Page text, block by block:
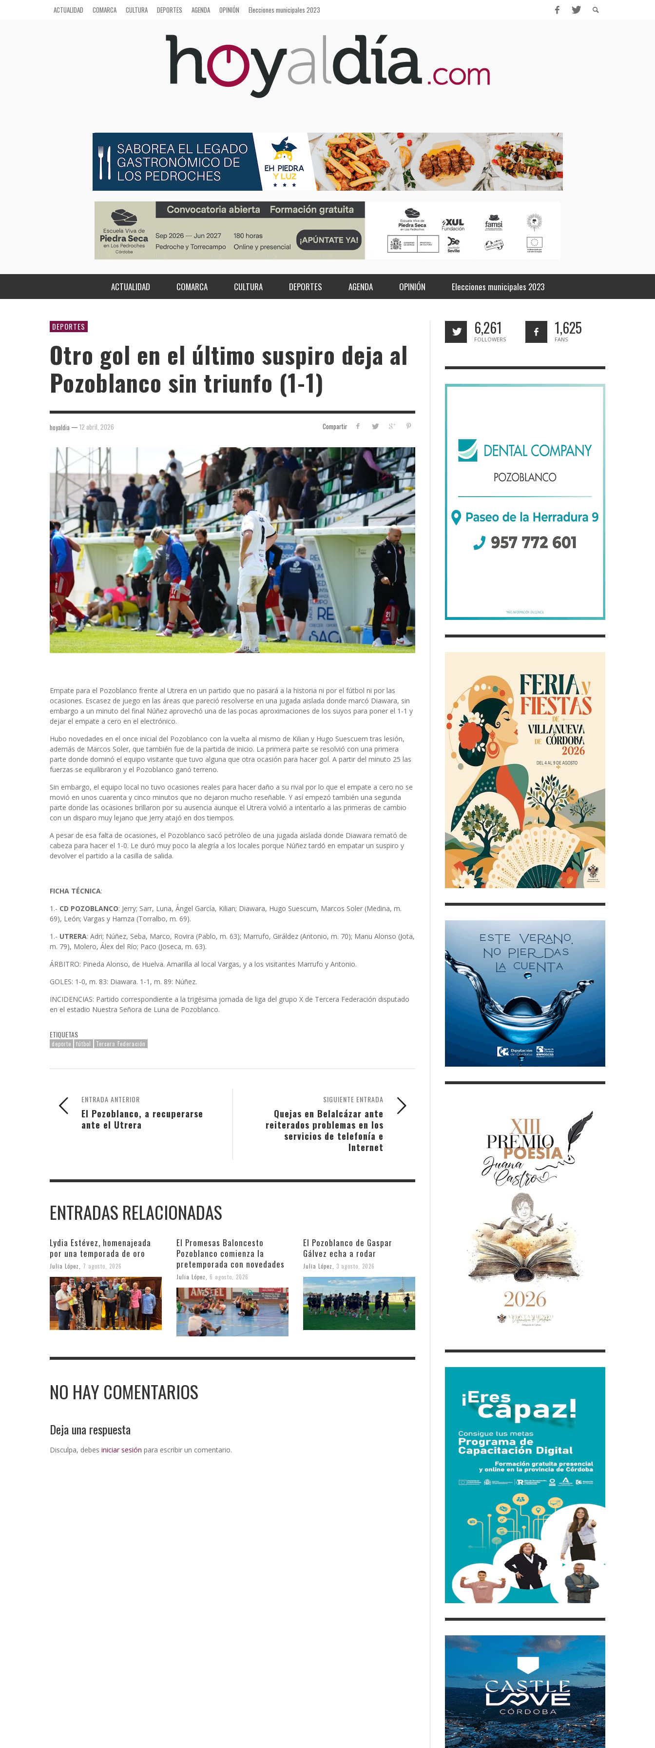
ACTUALIDAD COMARCA CULTURA DEPORTES AGENDA OPINIÓN Elecciones municipales 2023
ACTUALIDAD COMARCA CULTURA DEPORTES AGENDA OPINIÓN Elecciones municipales 2023
DEPORTES
Otro gol en el último suspiro deja al
Pozoblanco sin triunfo (1-1)
Compartir
hoyaldia — 12 abril, 2026
Empate para el Pozoblanco frente al Utrera en un partido que no pasará a la historia ni por el fútbol ni por las
ocasiones. Escasez de juego en las áreas que pareció resolverse en una jugada aislada donde marcó Diawara, sin
embargo a un minuto del final Núñez aprovechó una de las pocas aproximaciones de los suyos para poner el 1-1 y
dejar el empate a cero en el electrónico.
Hubo novedades en el once inicial del Pozoblanco con la vuelta al mismo de Kilian y Hugo Suescuem tras lesión,
además de Marcos Soler, que también fue de la partida de inicio. La primera parte se resolvió con una primera
parte donde dominó el equipo visitante que tuvo alguna que otra ocasión para hacer gol. A partir del minuto 25 las
fuerzas se equilibraron y el Pozoblanco ganó terreno.
Sin embargo, el equipo local no tuvo ocasiones reales para hacer daño a su rival por lo que el empate a cero no se
movió en unos cuarenta y cinco minutos que no dejaron mucho reseñable. Y así empezó también una segunda
parte donde las ocasiones brillaron por su ausencia aunque el Utrera volvió a intentarlo a las primeras de cambio
con un disparo muy lejano que Jerry atajó en dos tiempos.
A pesar de esa falta de ocasiones, el Pozoblanco sacó petróleo de una jugada aislada donde Diawara remató de
cabeza para hacer el 1-0. Le duró muy poco la alegría a los locales porque Núñez tardó en empatar un suspiro y
devolver el partido a la casilla de salida.
FICHA TÉCNICA:
1.- CD POZOBLANCO: Jerry; Sarr, Luna, Ángel García, Kilian; Diawara, Hugo Suescum, Marcos Soler (Medina, m.
69), León; Vargas y Hamza (Torralbo, m. 69).
1.- UTRERA: Adri; Núñez, Seba, Marco, Rovira (Pablo, m. 63); Marrufo, Giráldez (Antonio, m. 70); Manu Alonso (Jota,
m. 79), Molero, Álex del Río; Paco (Joseca, m. 63).
ÁRBITRO: Pineda Alonso, de Huelva. Amarilla al local Vargas, y a los visitantes Marrufo y Antonio.
GOLES: 1-0, m. 83: Diawara. 1-1, m. 89: Núñez.
INCIDENCIAS: Partido correspondiente a la trigésima jornada de liga del grupo X de Tercera Federación disputado
en el estadio Nuestra Señora de Luna de Pozoblanco.
ETIQUETAS
deporte fútbol Tercera Federación
SIGUIENTE ENTRADA
Quejas en Belalcázar ante
reiterados problemas en los
servicios de telefonía e
Internet
ENTRADA ANTERIOR
El Pozoblanco, a recuperarse
ante el Utrera
ENTRADAS RELACIONADAS
Lydia Estévez, homenajeada
por una temporada de oro
Julia López 7 agosto, 2026
El Promesas Baloncesto
Pozoblanco comienza la
pretemporada con novedades
Julia López 6 agosto, 2026
El Pozoblanco de Gaspar
Gálvez echa a rodar
Julia López 3 agosto, 2026
NO HAY COMENTARIOS
Deja una respuesta
Disculpa, debes iniciar sesión para escribir un comentario.
6,261
FOLLOWERS
1,625
FANS